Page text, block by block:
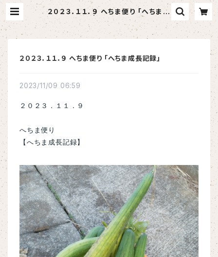
２０２３．１１．９ へちま便り 「へちま成
長記録」 | へちま屋さはらん
２０２３．１１．９ へちま便り 「へちま成長記録」
2023/11/09 06:59
２０２３．１１．９
へちま便り
【へちま成長記録】